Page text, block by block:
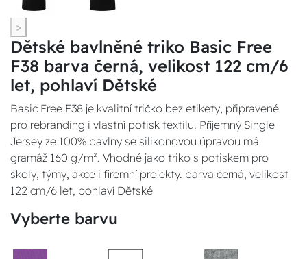
>
Dětské bavlněné triko Basic Free
F38 barva černá, velikost 122 cm/6
let, pohlaví Dětské
Basic Free F38 je kvalitní tričko bez etikety, připravené
pro rebranding i vlastní potisk textilu. Příjemný Single
Jersey ze 100% bavlny se silikonovou úpravou má
gramáž 160 g/m². Vhodné jako triko s potiskem pro
školy, týmy, akce i firemní projekty. barva černá, velikost
122 cm/6 let, pohlaví Dětské
Vyberte barvu